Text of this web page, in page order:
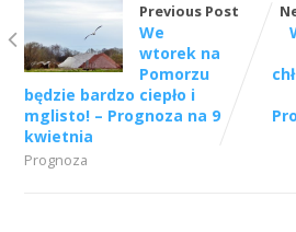
Previous Post
We
wtorek na
Pomorzu
będzie bardzo ciepło i
mglisto! – Prognoza na 9
kwietnia
Prognoza